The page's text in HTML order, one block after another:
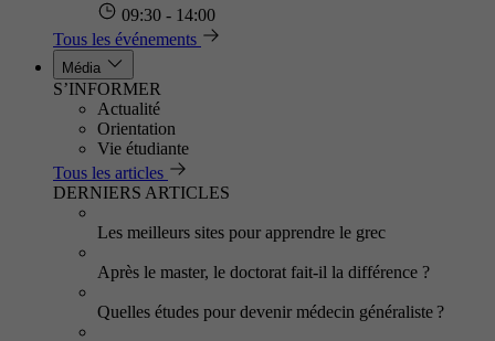
09:30 - 14:00
Tous les événements
Média
S’INFORMER
Actualité
Orientation
Vie étudiante
Tous les articles
DERNIERS ARTICLES
Les meilleurs sites pour apprendre le grec
Après le master, le doctorat fait-il la différence ?
Quelles études pour devenir médecin généraliste ?